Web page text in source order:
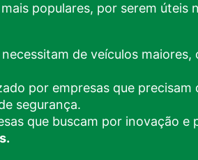
populares, por serem úteis
de veículos maiores,
por empresas que
segurança.
que buscam por inovação e